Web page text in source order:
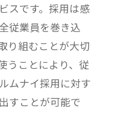
スです。採用は感
従業員を巻き込
り組むことが大切
うことにより、従
ムナイ採用に対す
すことが可能で